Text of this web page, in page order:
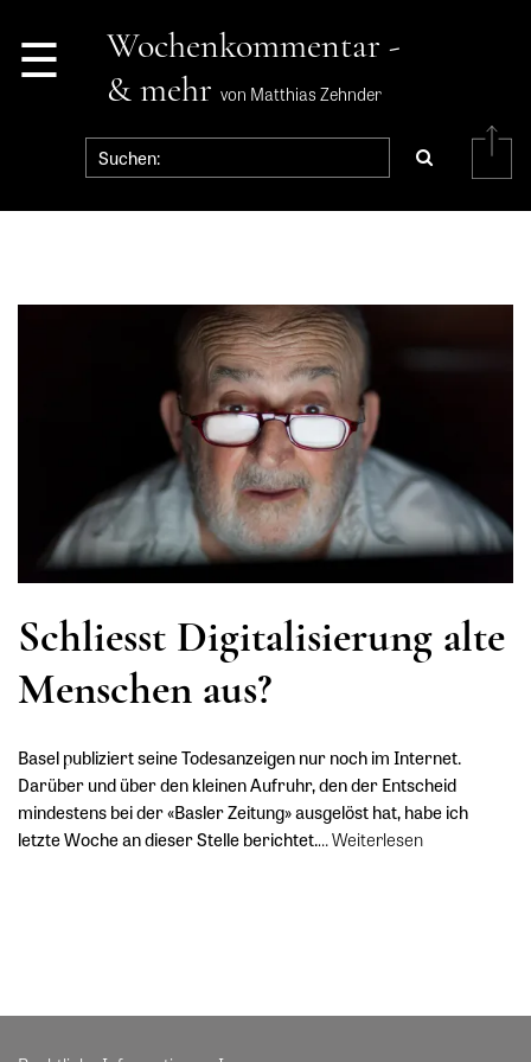
☰
Wochenkommentar -
& mehr von Matthias Zehnder
Schliesst Digitalisierung alte
Menschen aus?
Basel publiziert seine Todesanzeigen nur noch im Internet.
Darüber und über den kleinen Aufruhr, den der Entscheid
mindestens bei der «Basler Zeitung» ausgelöst hat, habe ich
letzte Woche an dieser Stelle berichtet.…Weiterlesen